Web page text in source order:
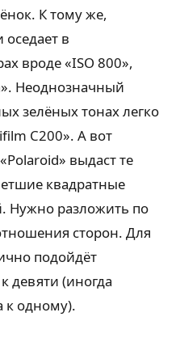
К тому же,
оседает в
вроде «ISO 800»,
Неоднозначный
зелёных тонах легко
C200». А вот
выдаст те
квадратные
Нужно разложить по
сторон. Для
подойдёт
девяти (иногда
к одному).